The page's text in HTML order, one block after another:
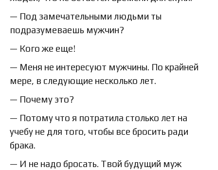
— Под замечательными людьми ты
подразумеваешь мужчин?
— Кого же еще!
— Меня не интересуют мужчины. По крайней
мере, в следующие несколько лет.
— Почему это?
— Потому что я потратила столько лет на
учебу не для того, чтобы все бросить ради
брака.
— И не надо бросать. Твой будущий муж